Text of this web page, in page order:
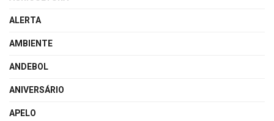
ALERTA
AMBIENTE
ANDEBOL
ANIVERSÁRIO
APELO